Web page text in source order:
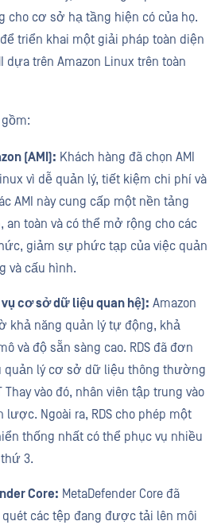
cho cơ sở hạ tầng hiện có của họ.
để triển khai một giải pháp toàn diện
dựa trên Amazon Linux trên toàn
(AMI): Khách hàng đã chọn AMI
vì dễ quản lý, tiết kiệm chi phí và
AMI này cung cấp một nền tảng
an toàn và có thể mở rộng cho các
giảm sự phức tạp của việc quản
và cấu hình.
vụ cơ sở dữ liệu quan hệ): Amazon
khả năng quản lý tự động, khả
và độ sẵn sàng cao. RDS đã đơn
quản lý cơ sở dữ liệu thông thường
Thay vào đó, nhân viên tập trung vào
lược. Ngoài ra, RDS cho phép một
thống nhất có thể phục vụ nhiều
3.
Core: MetaDefender Core đã
các tệp đang được tải lên môi